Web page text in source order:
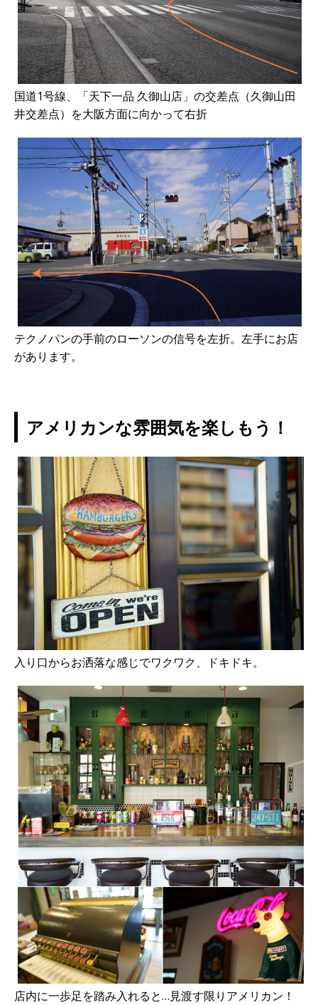
国道1号線、「天下一品 久御山店」の交差点（久御山田
井交差点）を大阪方面に向かって右折
テクノパンの手前のローソンの信号を左折。左手にお店
があります。
アメリカンな雰囲気を楽しもう！
入り口からお洒落な感じでワクワク、ドキドキ。
店内に一歩足を踏み入れると…見渡す限りアメリカン！